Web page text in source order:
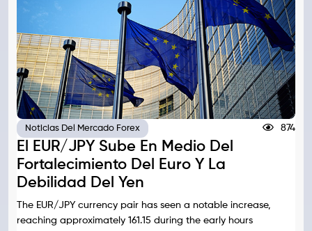
Noticias Del Mercado Forex 874
El EUR/JPY Sube En Medio Del
Fortalecimiento Del Euro Y La
Debilidad Del Yen
The EUR/JPY currency pair has seen a notable increase,
reaching approximately 161.15 during the early hours